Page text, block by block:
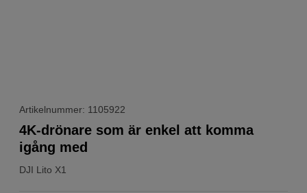
Artikelnummer: 1105922
DJI Lito X1
4K-drönare som är enkel att komma
igång med